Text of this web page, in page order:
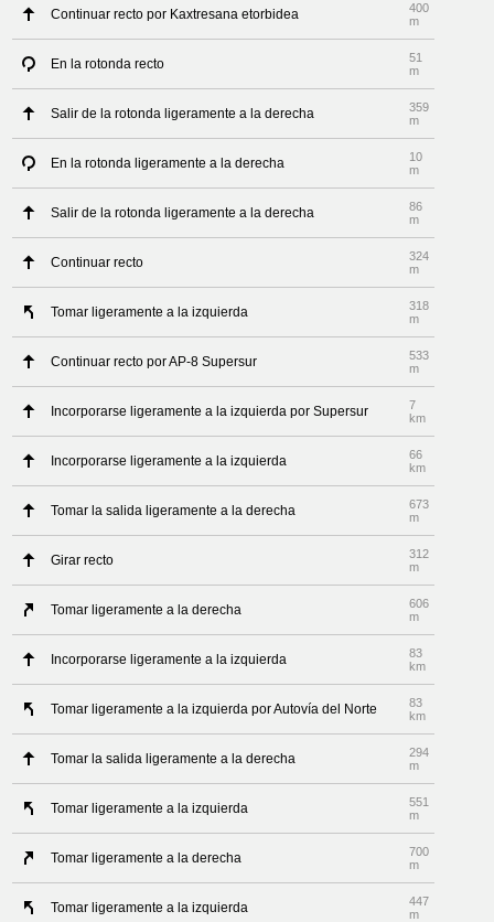
Continuar recto por Kaxtresana etorbidea
400
m
En la rotonda recto
51
m
Salir de la rotonda ligeramente a la derecha
359
m
En la rotonda ligeramente a la derecha
10
m
Salir de la rotonda ligeramente a la derecha
86
m
Continuar recto
324
m
Tomar ligeramente a la izquierda
318
m
Continuar recto por AP-8 Supersur
533
m
Incorporarse ligeramente a la izquierda por Supersur
7
km
Incorporarse ligeramente a la izquierda
66
km
Tomar la salida ligeramente a la derecha
673
m
Girar recto
312
m
Tomar ligeramente a la derecha
606
m
Incorporarse ligeramente a la izquierda
83
km
Tomar ligeramente a la izquierda por Autovía del Norte
83
km
Tomar la salida ligeramente a la derecha
294
m
Tomar ligeramente a la izquierda
551
m
Tomar ligeramente a la derecha
700
m
Tomar ligeramente a la izquierda
447
m